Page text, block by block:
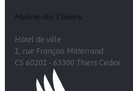
Hôtel de ville
1, rue François Mitterrand
CS 60201 - 63300 Thiers Cedex